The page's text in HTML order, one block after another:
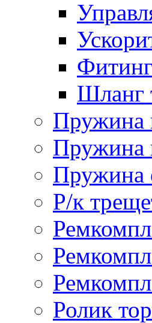
Шланг
Пружина
Пружина
Пружина
Р/к
Ролик